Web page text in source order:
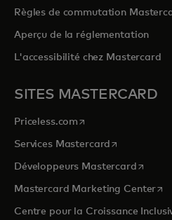
Règles de commutation
Aperçu de la réglementation
L'accessibilité chez Mastercard
SITES MASTERCARD
Priceless.com s’ouvre dans un
Services Mastercard s’ouvre dans
Développeurs Mastercard
Mastercard Marketing Center
Centre pour la Croissance